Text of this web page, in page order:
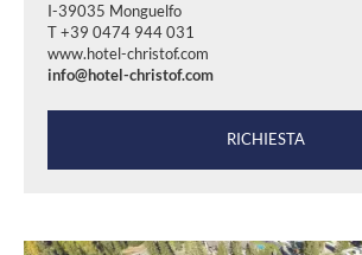
I-39035 Monguelfo
T +39 0474 944 031
www.hotel-christof.com
info@hotel-christof.com
RICHIESTA